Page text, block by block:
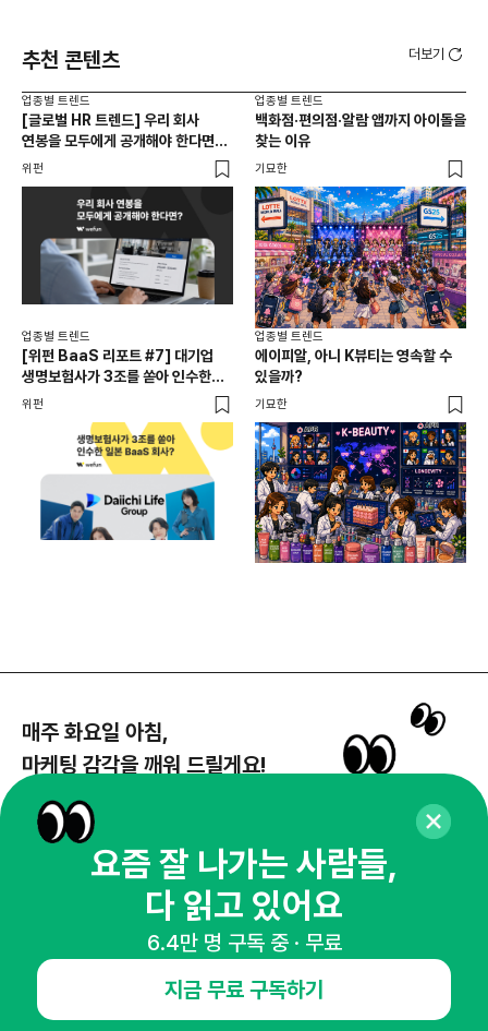
추천 콘텐츠 더보기
업종별 트렌드
[글로벌 HR 트렌드] 우리 회사
연봉을 모두에게 공개해야 한다면? |
급여 투명성 법, 해외 사례, 연봉
위펀
업종별 트렌드
백화점·편의점·알람 앱까지 아이돌을
찾는 이유
기묘한
업종별 트렌드
[위펀 BaaS 리포트 #7] 대기업
생명보험사가 3조를 쏟아 인수한
일본 BaaS 회사의 정체는?
위펀
업종별 트렌드
에이피알, 아니 K뷰티는 영속할 수
있을까?
기묘한
매주 화요일 아침,
마케팅 감각을 깨워 드릴게요!
뉴스레터 구독하기
오픈애즈란
요즘 잘 나가는 사람들,
다 읽고 있어요
6.4만 명 구독 중 · 무료
지금 무료 구독하기